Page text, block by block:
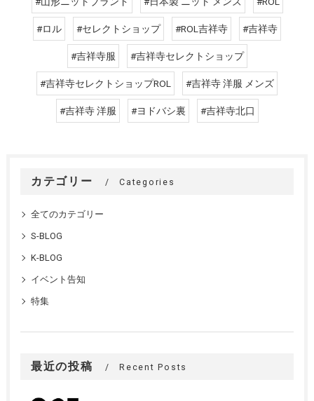
#ロル #セレクトショップ #ROL吉祥寺 #吉祥寺
#吉祥寺服 #吉祥寺セレクトショップ
#吉祥寺セレクトショップROL #吉祥寺 洋服 メンズ
#吉祥寺 洋服 #ヨドバシ裏 #吉祥寺北口
カテゴリー Categories
全てのカテゴリー
S-BLOG
K-BLOG
イベント告知
特集
最近の投稿 Recent Posts